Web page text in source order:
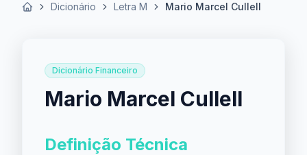
Início Dicionário Letra M Mario Marcel Cullell
Dicionário Financeiro
Mario Marcel Cullell
Definição Técnica